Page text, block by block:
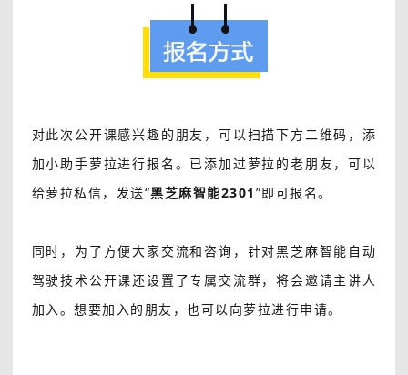
对此次公开课感兴趣的朋友，可以扫描下方二维码，添
加小助手萝拉进行报名。已添加过萝拉的老朋友，可以
给萝拉私信，发送“黑芝麻智能2301 ”即可报名。
同时，为了方便大家交流和咨询，针对黑芝麻智能自动
驾驶技术公开课还设置了专属交流群，将会邀请主讲人
加入。想要加入的朋友，也可以向萝拉进行申请。